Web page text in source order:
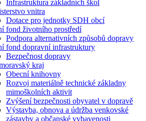
Infrastruktura základních škol
vnitra
Dotace pro jednotky SDH obcí
fond životního prostředí
Podpora alternativních způsobů dopravy
fond dopravní infrastruktury
Bezpečnost dopravy
kraj
Obecní knihovny
Rozvoj materiálně technické základny
mimoškolních aktivit
Zvýšení bezpečnosti obyvatel v dopravě
Výstavba, obnova a údržba venkovské
zástavby a občanské vybavenosti